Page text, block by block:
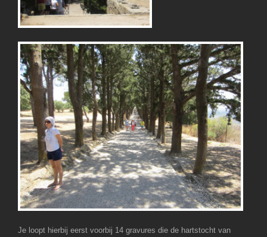
Je loopt hierbij eerst voorbij 14 gravures die de hartstocht van